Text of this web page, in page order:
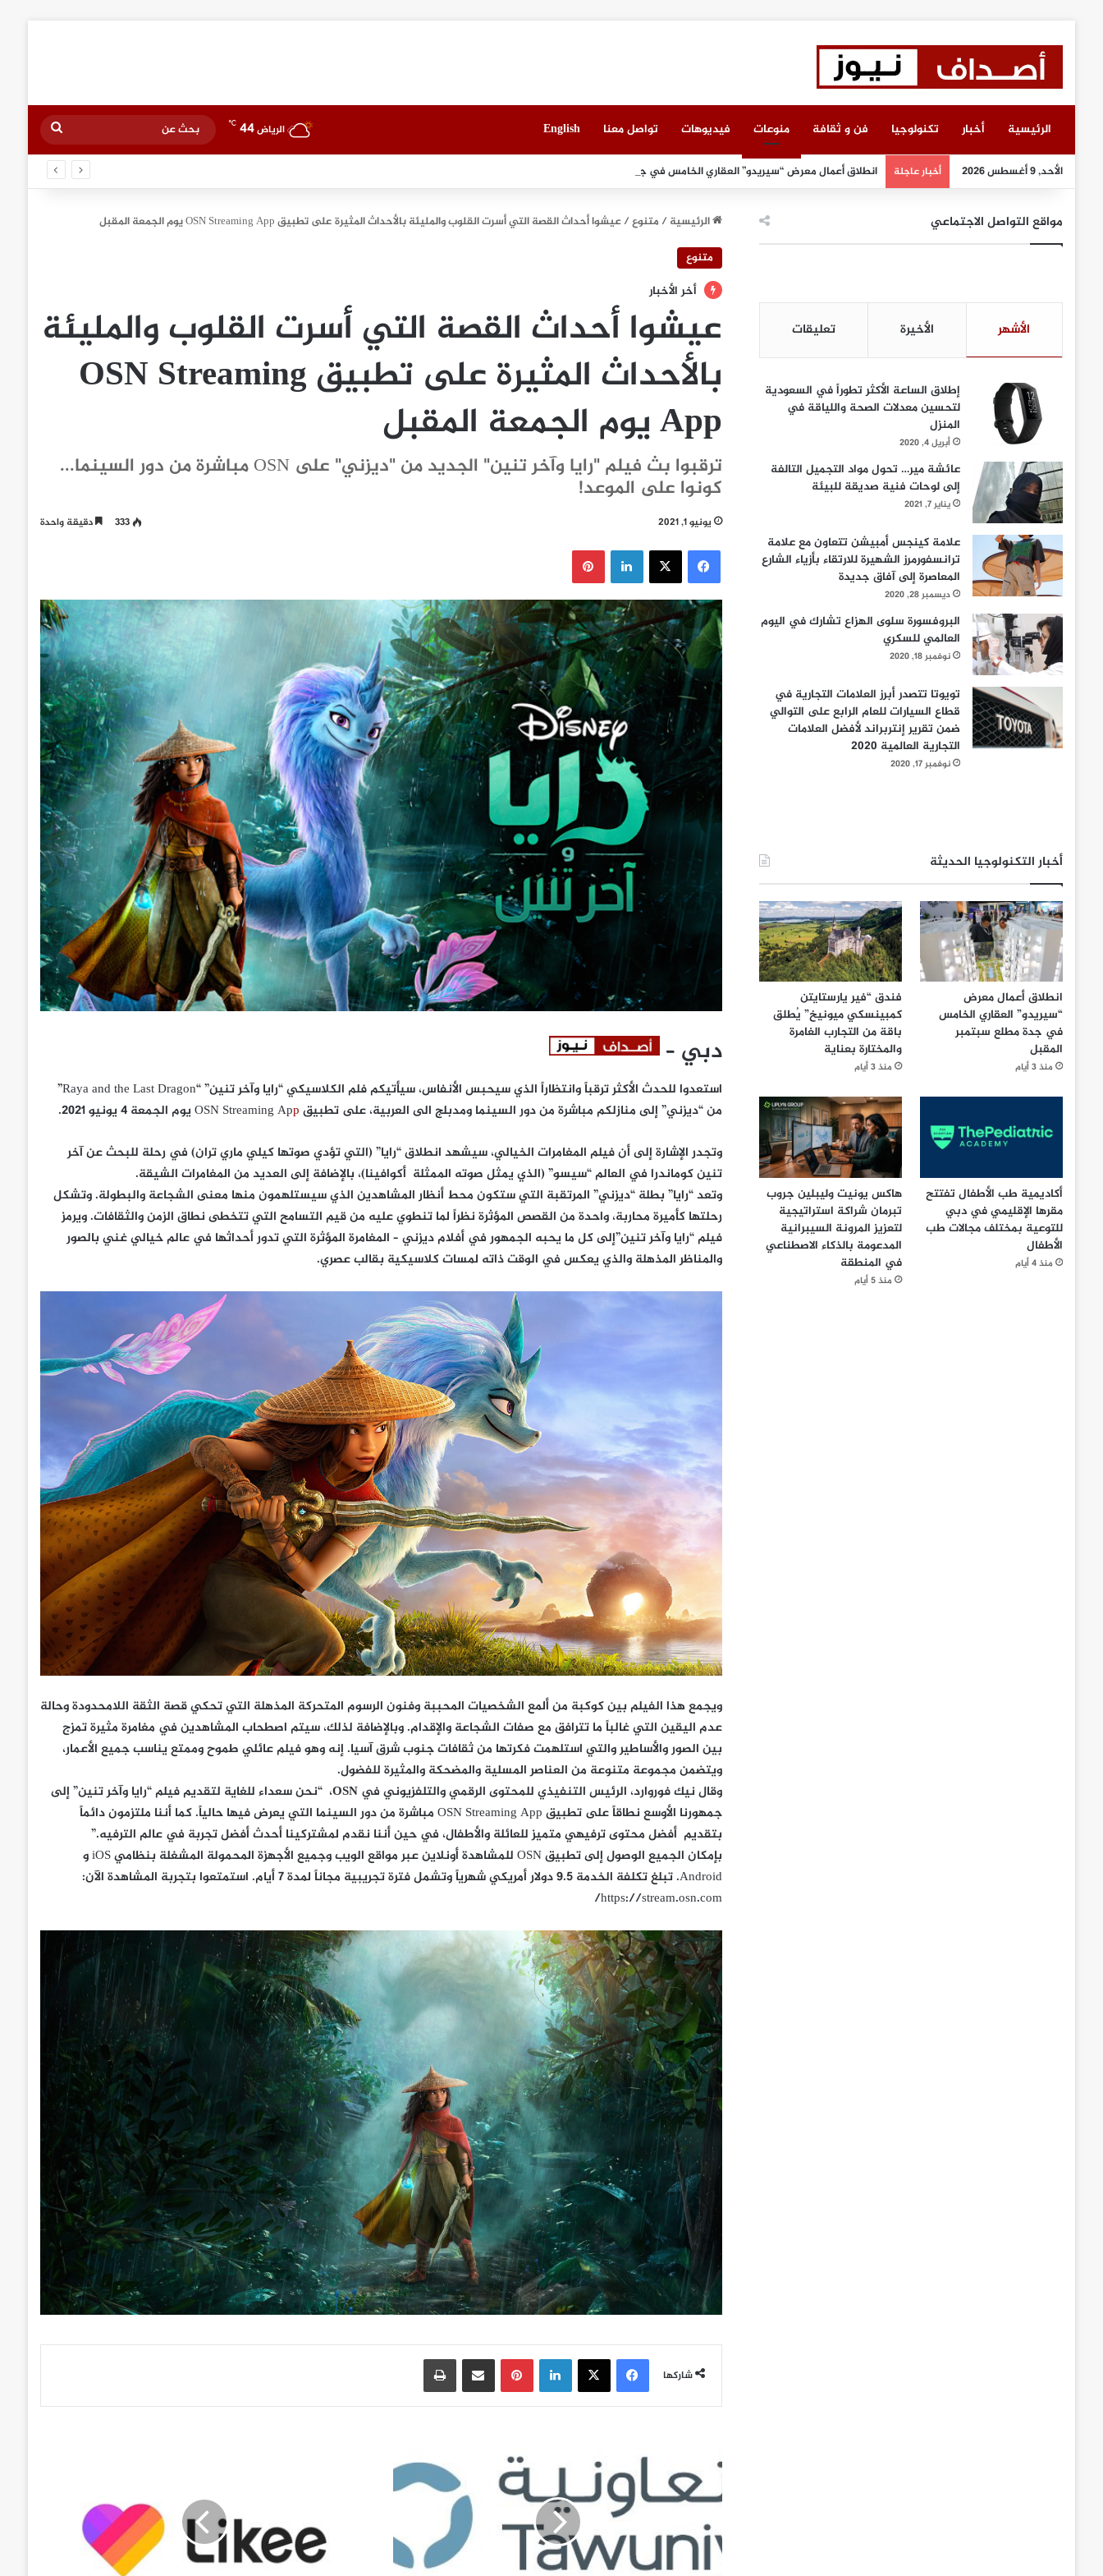
الرئيسية أخبار تكنولوجيا فن و ثقافة منوعات فيديوهات تواصل معنا English الرياض44
℃
بحث
عن
الأحد, 9 أغسطس 2026 أخبار عاجلة انطلاق أعمال معرض “سيريدو” العقاري الخامس في جدة مطلع سبتمبر المقبل
الرئيسية/متنوع/عيشوا أحداث القصة التي أسرت القلوب والمليئة بالأحداث المثيرة على تطبيق OSN Streaming App يوم الجمعة المقبل
متنوع
أخر الأخبار
عيشوا أحداث القصة التي أسرت القلوب والمليئة
بالأحداث المثيرة على تطبيق OSN Streaming
App يوم الجمعة المقبل
ترقبوا بث فيلم "رايا وآخر تنين" الجديد من "ديزني" على OSN مباشرة من دور السينما...
كونوا على الموعد!
يونيو 1, 2021 333 دقيقة واحدة
فيسبوك ‫X لينكدإن
دبي –
استعدوا للحدث الأكثر ترقباً وانتظاراً الذي سيحبس الأنفاس، سيأتيكم فلم الكلاسيكي “رايا وآخر تنين” “Raya and the Last Dragon”
من “ديزني” إلى منازلكم مباشرة من دور السينما ومدبلج الى العربية، على تطبيق OSN Streaming Ap p يوم الجمعة 4 يونيو 2021.
وتجدر الإشارة إلى أن فيلم المغامرات الخيالي، سيشهد انطلاق “رايا” (التي تؤدي صوتها كيلي ماري تران) في رحلة للبحث عن آخر
تنين كوماندرا في العالم “سيسو” (الذي يمثل صوته الممثلة أكوافينا)، بالإضافة إلى العديد من المغامرات الشيقة.
وتعد “رايا” بطلة “ديزني” المرتقبة التي ستكون محط أنظار المشاهدين الذي سيستلهمون منها معنى الشجاعة والبطولة. وتشكل
رحلتها كأميرة محاربة، واحدة من القصص المؤثرة نظراً لما تنطوي عليه من قيم التسامح التي تتخطى نطاق الزمن والثقافات. ويرمز
فيلم “رايا وآخر تنين”إلى كل ما يحبه الجمهور في أفلام ديزني – المغامرة المؤثرة التي تدور أحداثها في عالم خيالي غني بالصور
والمناظر المذهلة والذي يعكس في الوقت ذاته لمسات كلاسيكية بقالب عصري.
ويجمع هذا الفيلم بين كوكبة من ألمع الشخصيات المحببة وفنون الرسوم المتحركة المذهلة التي تحكي قصة الثقة اللامحدودة وحالة
عدم اليقين التي غالباً ما تترافق مع صفات الشجاعة والإقدام. وبالإضافة لذلك، سيتم اصطحاب المشاهدين في مغامرة مثيرة تمزج
بين الصور والأساطير والتي استلهمت فكرتها من ثقافات جنوب شرق آسيا. إنه وهو فيلم عائلي طموح وممتع يناسب جميع الأعمار،
ويتضمن مجموعة متنوعة من العناصر المسلية والمضحكة والمثيرة للفضول.
وقال نيك فوروارد، الرئيس التنفيذي للمحتوى الرقمي والتلفزيوني فيOSN، “نحن سعداء للغاية لتقديم فيلم “رايا وآخر تنين” إلى
جمهورنا الأوسع نطاقاً على تطبيق OSN Streaming App مباشرة من دور السينما التي يعرض فيها حالياً. كما أننا ملتزمون دائماً
بتقديم أفضل محتوى ترفيهي متميز للعائلة والأطفال، في حين أننا نقدم لمشتركينا أحدث أفضل تجربة في عالم الترفيه.”
بإمكان الجميع الوصول إلى تطبيق OSN للمشاهدة أونلاين عبر مواقع الويب وجميع الأجهزة المحمولة المشغلة بنظامي iOS و
Android. تبلغ تكلفة الخدمة 9.5 دولار أمريكي شهرياً وتشمل فترة تجريبية مجاناً لمدة 7 أيام. استمتعوا بتجربة المشاهدة الآن:
https://stream.osn.com/
شاركها
فيسبوك ‫X لينكدإن بينتيريست مشاركة عبر البريد
ا
ل
ت
ا
و
مواقع التواصل الاجتماعي
الأشهر الأخيرة تعليقات
إطلاق الساعة الأكثر تطوراً في السعودية
لتحسين معدلات الصحة واللياقة في
المنزل
أبريل 4, 2020
عائشة مير… تحول مواد التجميل التالفة
إلى لوحات فنية صديقة للبيئة
يناير 7, 2021
علامة كينجس أمبيشن تتعاون مع علامة
ترانسفورمرز الشهيرة للارتقاء بأزياء الشارع
المعاصرة إلى آفاق جديدة
ديسمبر 28, 2020
البروفسورة سلوى الهزاع تشارك في اليوم
العالمي للسكري
نوفمبر 18, 2020
تويوتا تتصدر أبرز العلامات التجارية في
قطاع السيارات للعام الرابع على التوالي
ضمن تقرير إنتربراند لأفضل العلامات
التجارية العالمية 2020
نوفمبر 17, 2020
أخبار التكنولوجيا الحديثة
انطلاق أعمال معرض
“سيريدو” العقاري الخامس
في جدة مطلع سبتمبر
المقبل
منذ 3 أيام
فندق “فير يارستايتن
كمبينسكي ميونيخ” يُطلق
باقة من التجارب الغامرة
والمختارة بعناية
منذ 3 أيام
أكاديمية طب الأطفال تفتتح
مقرها الإقليمي في دبي
للتوعية بمختلف مجالات طب
الأطفال
منذ 4 أيام
هاكس يونيت وليبلين جروب
تبرمان شراكة استراتيجية
لتعزيز المرونة السيبرانية
المدعومة بالذكاء الاصطناعي
في المنطقة
منذ 5 أيام